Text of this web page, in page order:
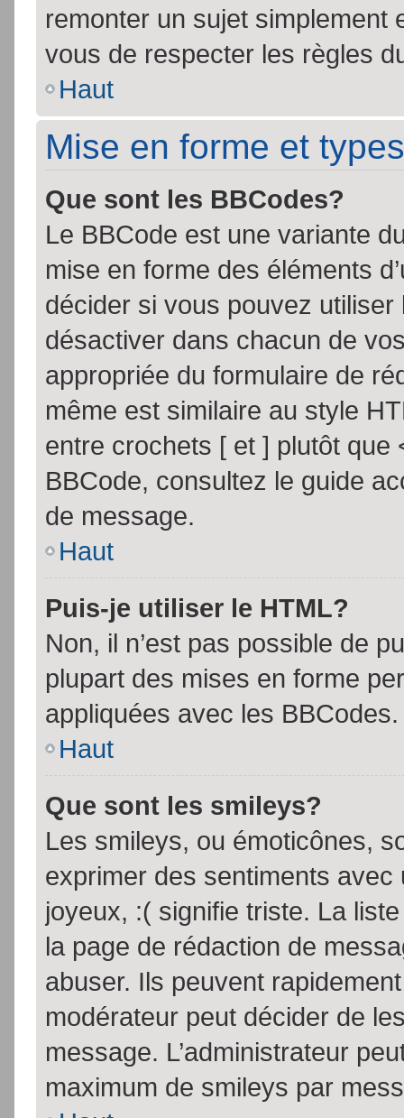
remonter un sujet simplement
vous de respecter les règles
Haut
Mise en forme et
Que sont les BBCodes?
Le BBCode est une variante
mise en forme des éléments
décider si vous pouvez
désactiver dans chacun de
appropriée du formulaire de
même est similaire au style
entre crochets [ et ] plutôt que
BBCode, consultez le guide
de message.
Haut
Puis-je utiliser le HTML?
Non, il n’est pas possible de
plupart des mises en forme
appliquées avec les BBCodes.
Haut
Que sont les smileys?
Les smileys, ou émoticônes,
exprimer des sentiments
joyeux, :( signifie triste. La
la page de rédaction de
abuser. Ils peuvent
modérateur peut décider de
message. L’administrateur
maximum de smileys par